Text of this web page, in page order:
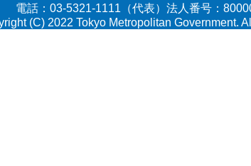
電話：03-5321-1111（代表）法人番号：
(C) 2022 Tokyo Metropolitan Government.